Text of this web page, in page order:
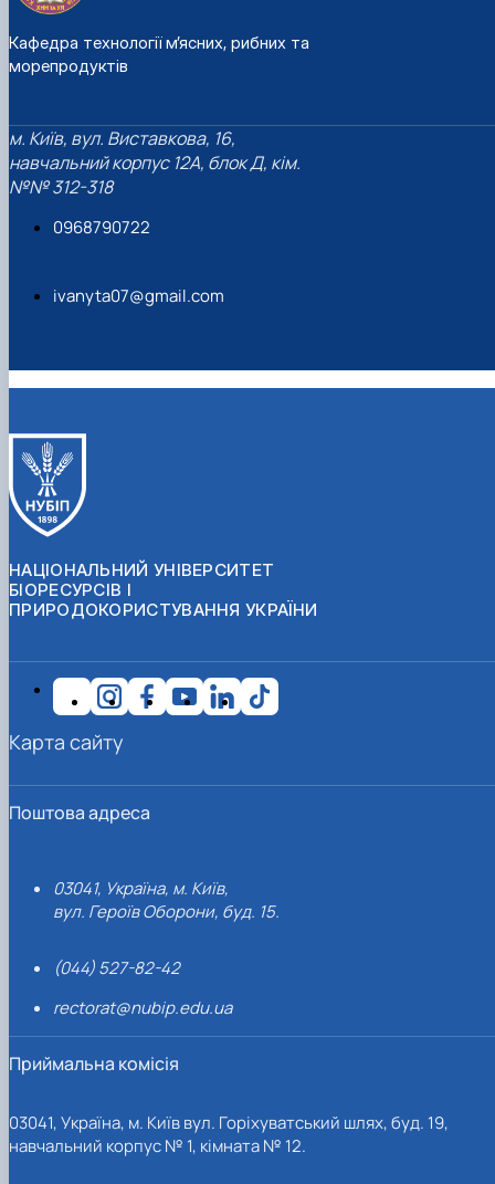
Кафедра технології м’ясних, рибних та
морепродуктів
м. Київ, вул. Виставкова, 16,
навчальний корпус 12А, блок Д, кім.
№№ 312-318
0968790722
ivanyta07@gmail.com
НАЦІОНАЛЬНИЙ УНІВЕРСИТЕТ
БІОРЕСУРСІВ І
ПРИРОДОКОРИСТУВАННЯ УКРАЇНИ
Поштова адреса
03041, Україна, м. Київ,
вул. Героїв Оборони, буд. 15.
(044) 527-82-42
rectorat@nubip.edu.ua
Приймальна комісія
03041, Україна, м. Київ вул. Горіхуватський шлях, буд. 19,
навчальний корпус № 1, кімната № 12.
Карта сайту